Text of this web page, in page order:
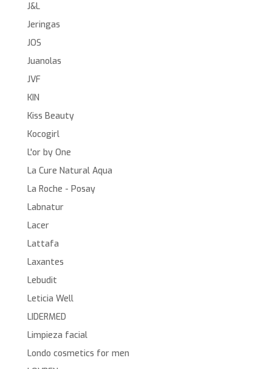
J&L
Jeringas
JOS
Juanolas
JVF
KIN
Kiss Beauty
Kocogirl
L'or by One
La Cure Natural Aqua
La Roche - Posay
Labnatur
Lacer
Lattafa
Laxantes
Lebudit
Leticia Well
LIDERMED
Limpieza facial
Londo cosmetics for men